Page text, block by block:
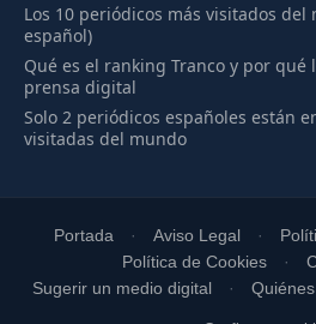
Los 10 periódicos más visitados del
español)
Qué es el ranking Tranco y por
prensa digital
Solo 2 periódicos españoles están
visitadas del mundo
Portada Aviso Legal
Política de Cookies
Sugerir un medio digital